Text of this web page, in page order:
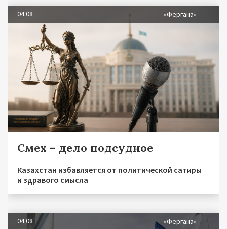
04.08 «Фергана»
Смех – дело подсудное
Казахстан избавляется от политической сатиры
и здравого смысла
04.08 «Фергана»